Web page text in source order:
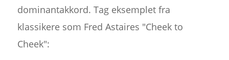
dominantakkord. Tag eksemplet fra
klassikere som Fred Astaires "Cheek to
Cheek":